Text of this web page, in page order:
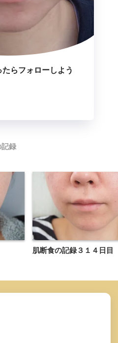
らフォローしよう
録
肌断食の記録３１４日目